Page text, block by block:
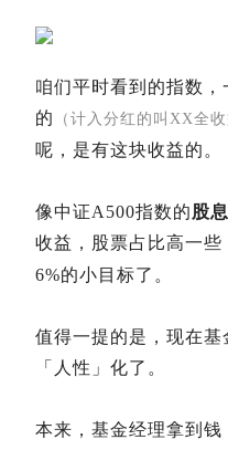
咱们平时看到的指数
的
（计入分红的叫XX全收
呢，是有这块收益的。
像中证A500指数的股
收益，股票占比高一些
6%的小目标了。
值得一提的是，现在基
「人性」化了。
本来，基金经理拿到